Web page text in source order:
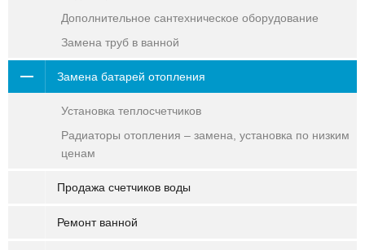
Дополнительное сантехническое оборудование
Замена труб в ванной
Замена батарей отопления
Установка теплосчетчиков
Радиаторы отопления – замена, установка по низким
ценам
Продажа счетчиков воды
Ремонт ванной